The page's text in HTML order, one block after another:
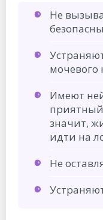
Не
мочевого
Имеют
приятный
значит,
идти на
Не